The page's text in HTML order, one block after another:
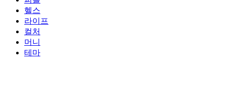
헬스
라이프
컬처
머니
테마